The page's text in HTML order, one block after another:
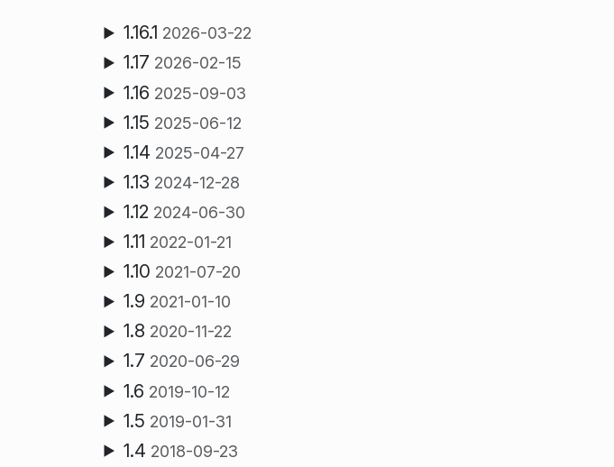
1.16.1 2026-03-22
1.17 2026-02-15
1.16 2025-09-03
1.15 2025-06-12
1.14 2025-04-27
1.13 2024-12-28
1.12 2024-06-30
1.11 2022-01-21
1.10 2021-07-20
1.9 2021-01-10
1.8 2020-11-22
1.7 2020-06-29
1.6 2019-10-12
1.5 2019-01-31
1.4 2018-09-23